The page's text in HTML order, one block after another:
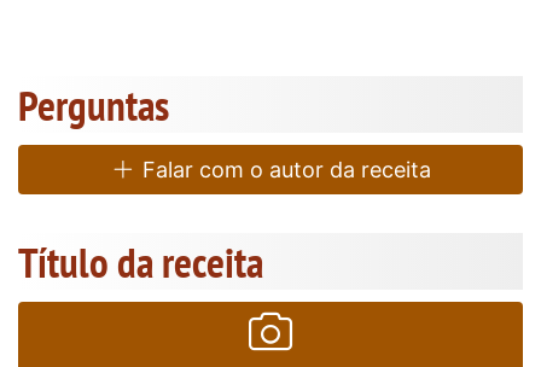
Perguntas
Falar com o autor da receita
Título da receita